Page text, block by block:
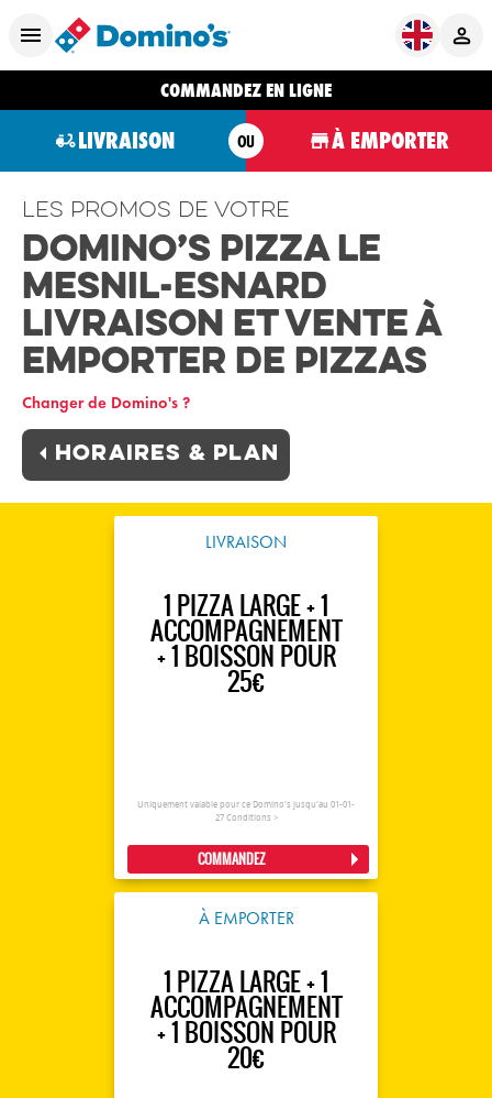
COMMANDEZ EN LIGNE
LIVRAISON OU À EMPORTER
Les promos de votre
Domino’s Pizza Le
Mesnil-Esnard
Livraison et Vente à
Emporter de Pizzas
Changer de Domino's ?
Horaires & plan
LIVRAISON
1 PIZZA LARGE + 1
ACCOMPAGNEMENT
+ 1 BOISSON POUR
25€
Uniquement valable pour ce Domino's jusqu'au 01-01-
27 Conditions >
COMMANDEZ
À EMPORTER
1 PIZZA LARGE + 1
ACCOMPAGNEMENT
+ 1 BOISSON POUR
20€